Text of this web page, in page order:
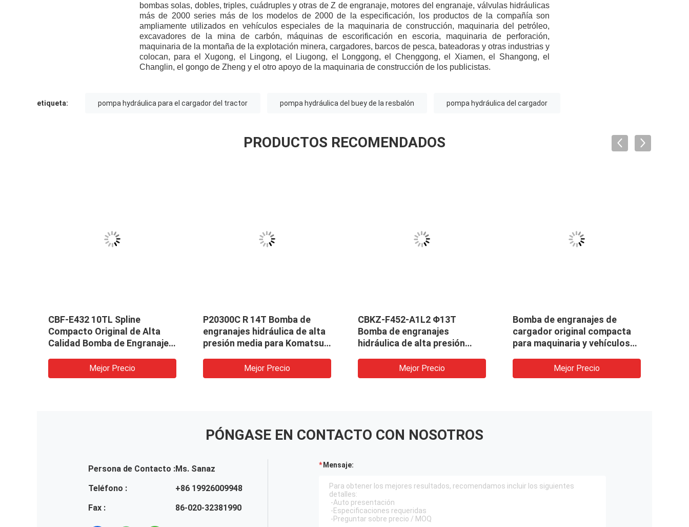
bombas solas, dobles, triples, cuádruples y otras de Z de engranaje, motores del engranaje, válvulas hidráulicas
más de 2000 series más de los modelos de 2000 de la especificación, los productos de la compañía son
ampliamente utilizados en vehículos especiales de la maquinaria de construcción, maquinaria del petróleo,
excavadores de la mina de carbón, máquinas de escorificación en escoria, maquinaria de perforación,
maquinaria de la montaña de la explotación minera, cargadores, barcos de pesca, bateadoras y otras industrias y
colocan, para el Xugong, el Lingong, el Liugong, el Longgong, el Chenggong, el Xiamen, el Shangong, el
Changlin, el gongo de Zheng y el otro apoyo de la maquinaria de construcción de los publicistas.
etiqueta: pompa hydráulica para el cargador del tractor pompa hydráulica del buey de la resbalón pompa hydráulica del cargador
PRODUCTOS RECOMENDADOS
CBF-E432 10TL Spline
Compacto Original de Alta
Calidad Bomba de Engranajes
y VehículoMejor Precio
P20300C R 14T Bomba de
engranajes hidráulica de alta
presión media para Komatsu,
cargadoras, perforadoras y
grúas
Mejor Precio
CBKZ-F452-A1L2 Φ13T
Bomba de engranajes
hidráulica de alta presión
cargadora, perforadora, grúa
Mejor Precio
Bomba de engranajes de
cargador original compacta
para maquinaria y vehículos
F427+F427-AFΦL
Mejor Precio
PÓNGASE EN CONTACTO CON NOSOTROS
Persona de Contacto :Ms. Sanaz
Teléfono :
+86 19926009948
Fax :
86-020-32381990
Mensaje: